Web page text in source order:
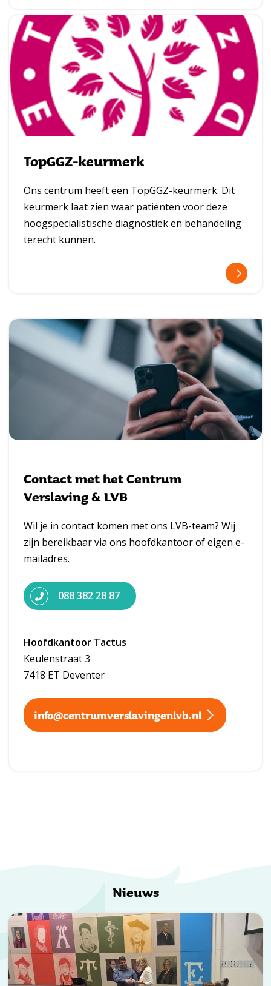
l
e
s
m
e
TopGGZ-keurmerk
Ons centrum heeft een TopGGZ-keurmerk. Dit
keurmerk laat zien waar patiënten voor deze
hoogspecialistische diagnostiek en behandeling
terecht kunnen.
e
e
s
m
e
Contact met het Centrum
Verslaving & LVB
Wil je in contact komen met ons LVB-team? Wij
zijn bereikbaar via ons hoofdkantoor of eigen e-
mailadres.
088 382 28 87
Hoofdkantoor Tactus
Keulenstraat 3
7418 ET Deventer
info@centrumverslavingenlvb.nl
Nieuws